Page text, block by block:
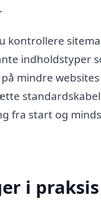
indholdstyper
mindre
fra start og
i praksis